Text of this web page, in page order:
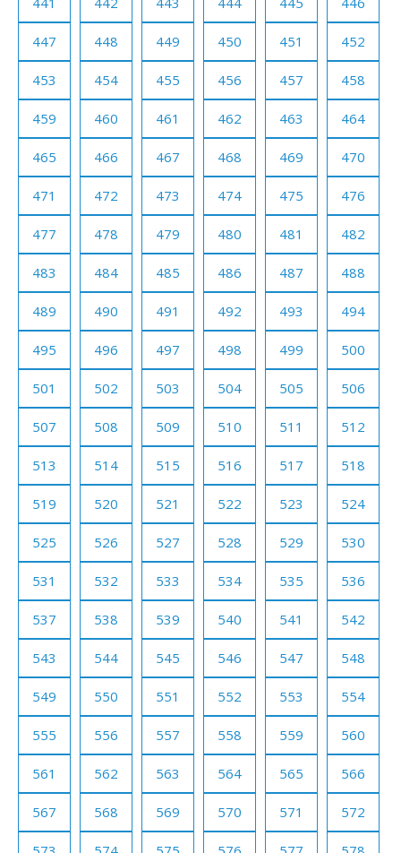
447 448 449 450 451 452
453 454 455 456 457 458
459 460 461 462 463 464
465 466 467 468 469 470
471 472 473 474 475 476
477 478 479 480 481 482
483 484 485 486 487 488
489 490 491 492 493 494
495 496 497 498 499 500
501 502 503 504 505 506
507 508 509 510 511 512
513 514 515 516 517 518
519 520 521 522 523 524
525 526 527 528 529 530
531 532 533 534 535 536
537 538 539 540 541 542
543 544 545 546 547 548
549 550 551 552 553 554
555 556 557 558 559 560
561 562 563 564 565 566
567 568 569 570 571 572